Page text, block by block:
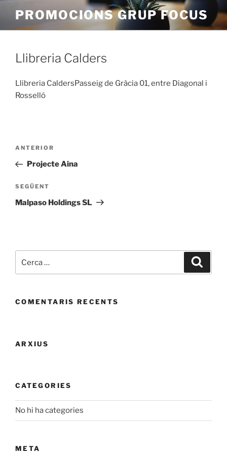
contingut
PROMOCIONS GRUP FOCUS
Llibreria Calders
Llibreria CaldersPasseig de Gràcia 01, entre Diagonal i
Rosselló
Navegació
Entrada
anterior
ANTERIOR
Projecte Aina
Entrada
següent
SEGÜENT
Malpaso Holdings SL
COMENTARIS RECENTS
ARXIUS
CATEGORIES
No hi ha categories
META